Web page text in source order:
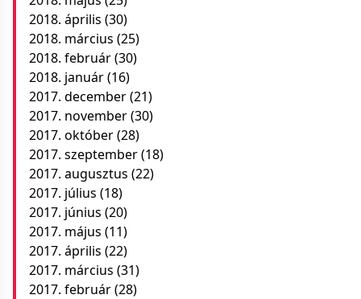
2018. április (30)
2018. március (25)
2018. február(30)
2018. január(16)
2017. december(21)
2017. november(30)
2017. október(28)
2017. szeptember(18)
2017. augusztus (22)
2017. július (18)
2017. június (20)
2017. május (11)
2017. április (22)
2017. március (31)
2017. február(28)